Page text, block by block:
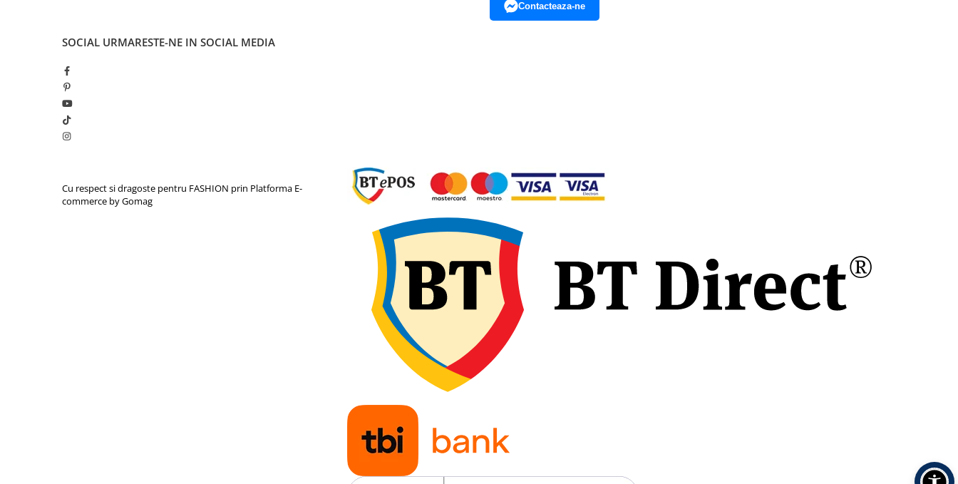
Contacteaza-ne
SOCIAL URMARESTE-NE IN SOCIAL MEDIA
Cu respect si dragoste pentru FASHION prin Platforma E-
commerce by Gomag